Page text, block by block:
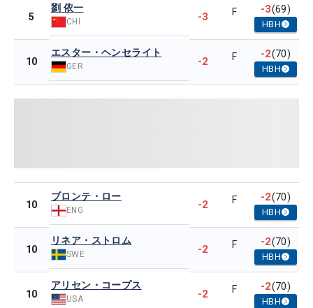
5
劉 依一
CHI -3 F -3(69)
HBH
10
エスター・ヘンセライト
GER -2 F -2(70)
HBH
10
ブロンテ・ロー
ENG -2 F -2(70)
HBH
10
リネア・ストロム
SWE -2 F -2(70)
HBH
10
アリセン・コープス
USA -2 F -2(70)
HBH